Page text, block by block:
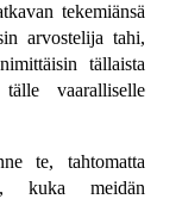
tekemiänsä
arvostelija tahi,
tällaista
vaaralliselle
te, tahtomatta
kuka meidän